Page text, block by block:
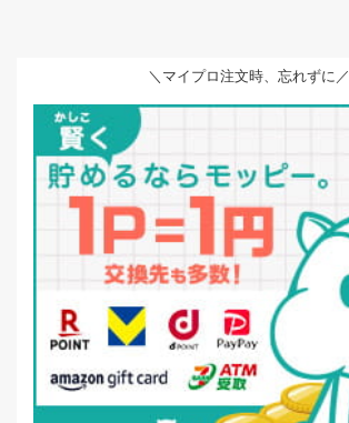
＼マイプロ注文時、忘れずに／